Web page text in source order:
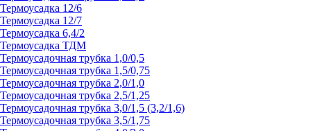
Термоусадка 12/6
Термоусадка 12/7
Термоусадка 6,4/2
Термоусадка ТДМ
Термоусадочная трубка 1,0/0,5
Термоусадочная трубка 1,5/0,75
Термоусадочная трубка 2,0/1,0
Термоусадочная трубка 2,5/1,25
Термоусадочная трубка 3,0/1,5 (3,2/1,6)
Термоусадочная трубка 3,5/1,75